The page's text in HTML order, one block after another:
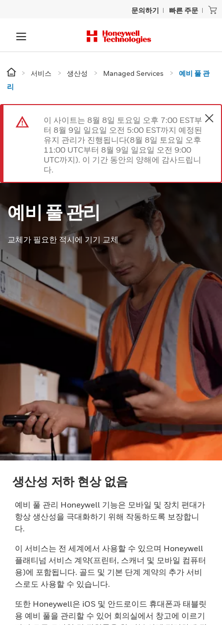
문의하기 빠른 주문
서비스 생산성 Managed Services
예비 풀 관
리
이 사이트는 8월 8일 토요일 오후 7:00 EST부
터 8월 9일 일요일 오전 5:00 EST까지 예정된
유지 관리가 진행됩니다(8월 8일 토요일 오후
11:00 UTC부터 8월 9일 일요일 오전 9:00
UTC까지). 이 기간 동안의 양해에 감사드립니
다.
예비 풀 관리
교체가 필요한 적시에 기기 교체
생산성 저하 현상 없음
예비 풀 관리 Honeywell 기능은 모바일 및 장치 편대가
항상 생산성을 극대화하기 위해 작동하도록 보장합니
다.
이 서비스는 전 세계에서 사용할 수 있으며 Honeywell
플래티넘 서비스 계약(프린터, 스캐너 및 모바일 컴퓨터
용)에 포함됩니다. 골드 및 기본 단계 계약의 추가 서비
스로도 사용할 수 있습니다.
또한 Honeywell은 iOS 및 안드로이드 휴대폰과 태블릿
용 예비 풀을 관리할 수 있어 회의실에서 창고에 이르기